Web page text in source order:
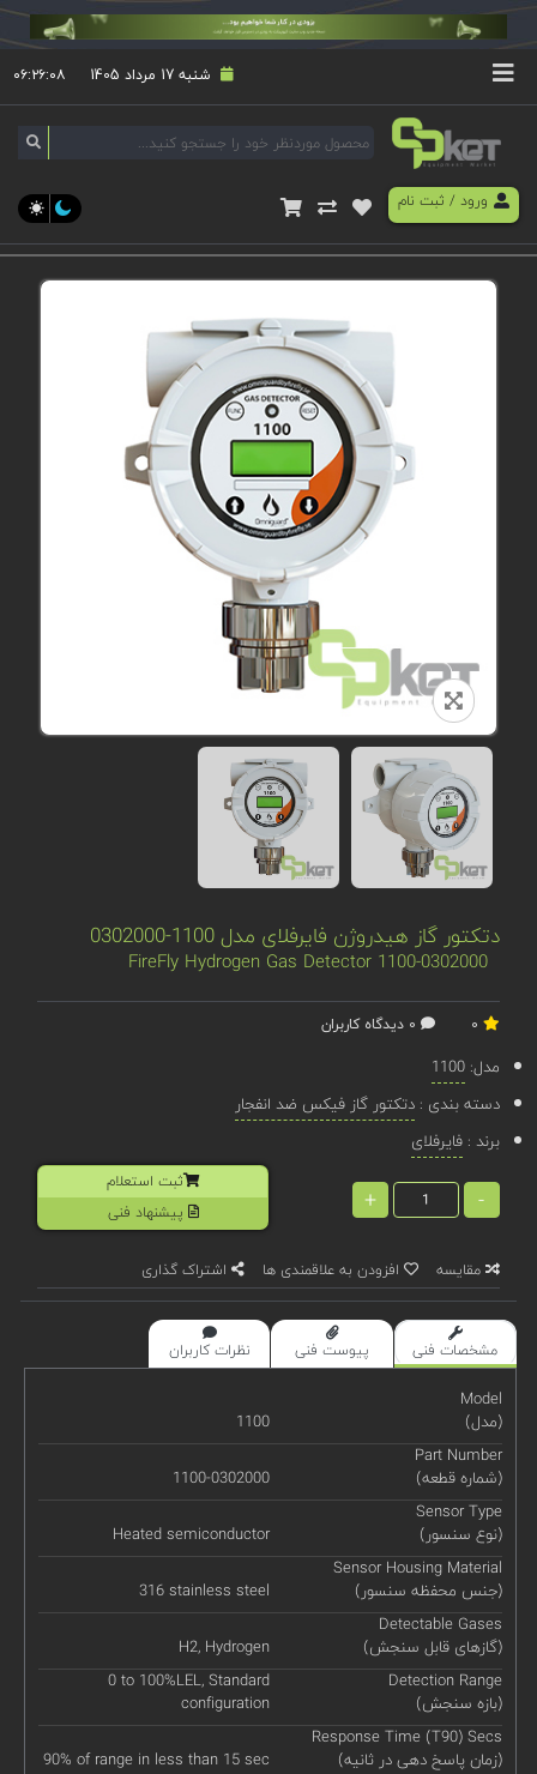
شنبه 17 مرداد 1405 ۰۶:۲۶:۰۹
ورود/ ثبت نام
دتکتور گاز هیدروژن فایرفلای مدل 1100-0302000
FireFly Hydrogen Gas Detector 1100-0302000
مدل:1100
دسته بندی :دتکتور گاز فیکس ضد انفجار
برند :فایرفلای
-
+
ثبت استعلام
پیشنهاد فنی
مقایسه افزودن به علاقمندی ها اشتراک گذاری
مشخصات فنی پیوست فنی نظرات کاربران
Model
(مدل)
1100
Part Number
(شماره قطعه)
1100-0302000
Sensor Type
(نوع سنسور)
Heated semiconductor
Sensor Housing Material
(جنس محفظه سنسور)
316 stainless steel
Detectable Gases
(گازهای قابل سنجش)
H2, Hydrogen
Detection Range
(بازه سنجش)
0 to 100%LEL, Standard
configuration
Response Time (T90) Secs
(زمان پاسخ دهی در ثانیه)
90% of range in less than 15 sec